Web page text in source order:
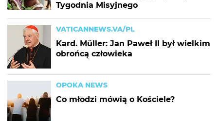
Tygodnia Misyjnego
VATICANNEWS.VA/PL
Kard. Müller: Jan Paweł II był wielkim
obrońcą człowieka
OPOKA NEWS
Co młodzi mówią o Kościele?